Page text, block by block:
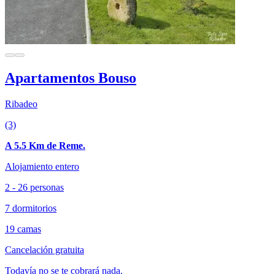
Apartamentos Bouso
Ribadeo
(3)
A 5.5 Km de Reme.
Alojamiento entero
2 - 26 personas
7 dormitorios
19 camas
Cancelación gratuita
Todavía no se te cobrará nada.